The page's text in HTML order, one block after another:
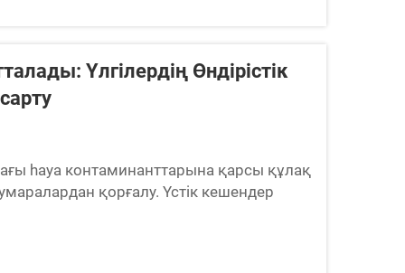
Үлгілердің Өндірістік
һауа контаминанттарына қарсы құлақ
қорғалу. Үстік кешендер